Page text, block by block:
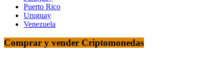
Puerto Rico
Uruguay
Venezuela
Comprar y vender Criptomonedas